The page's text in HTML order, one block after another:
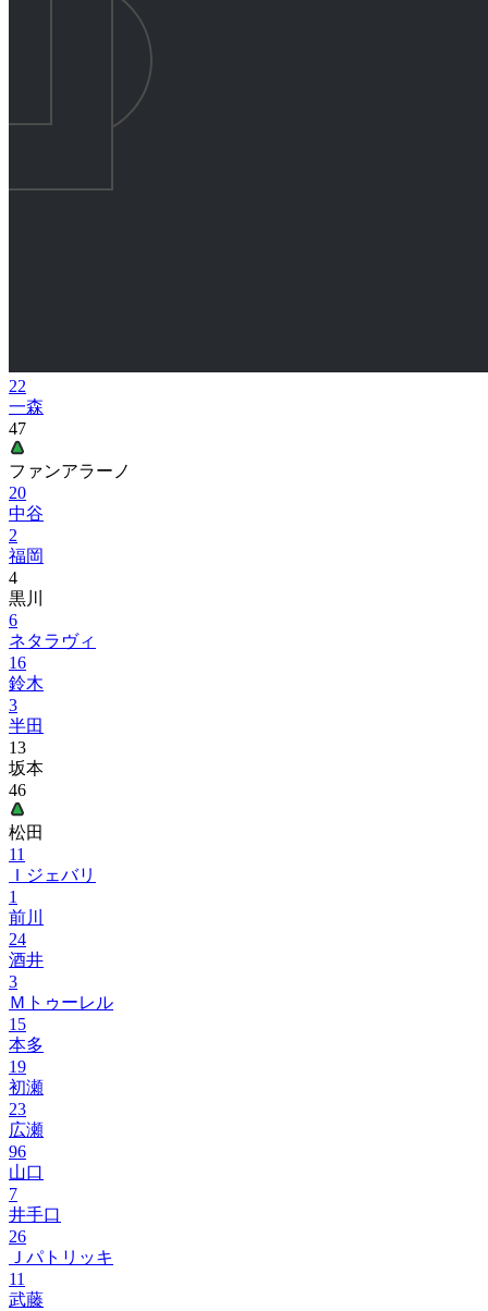
22
一森
47
ファンアラーノ
20
中谷
2
福岡
4
黒川
6
ネタラヴィ
16
鈴木
3
半田
13
坂本
46
松田
11
Ｉジェバリ
1
前川
24
酒井
3
Ｍトゥーレル
15
本多
19
初瀬
23
広瀬
96
山口
7
井手口
26
Ｊパトリッキ
11
武藤